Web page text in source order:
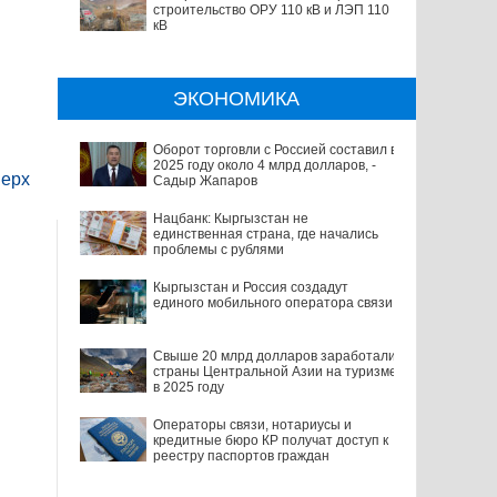
строительство ОРУ 110 кВ и ЛЭП 110
кВ
ЭКОНОМИКА
Оборот торговли с Россией составил в
2025 году около 4 млрд долларов, -
Садыр Жапаров
Нацбанк: Кыргызстан не
единственная страна, где начались
проблемы с рублями
Кыргызстан и Россия создадут
единого мобильного оператора связи
Свыше 20 млрд долларов заработали
страны Центральной Азии на туризме
в 2025 году
Операторы связи, нотариусы и
кредитные бюро КР получат доступ к
реестру паспортов граждан